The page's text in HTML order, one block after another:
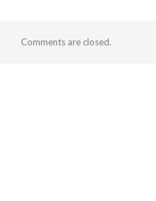
Comments are closed.